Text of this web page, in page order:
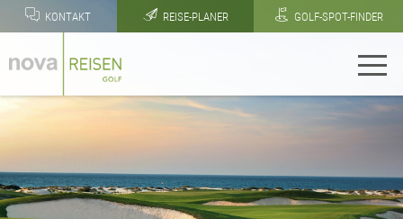
KONTAKT REISE-PLANER GOLF-SPOT-FINDER